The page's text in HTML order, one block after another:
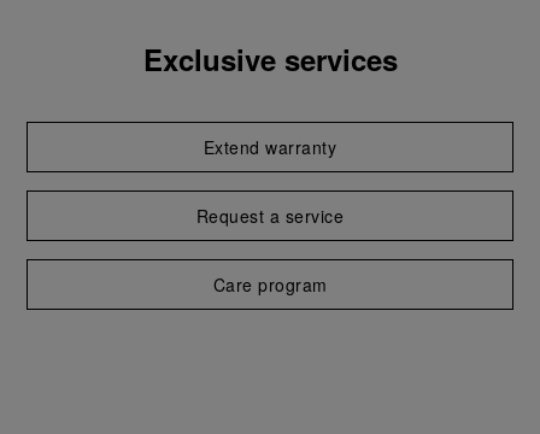
Exclusive services
Extend warranty
Request a service
Care program